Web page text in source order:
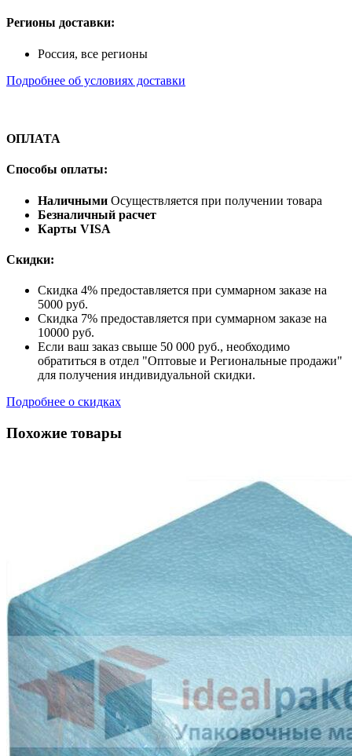
Регионы доставки:
Россия, все регионы
Подробнее об условиях доставки
ОПЛАТА
Способы оплаты:
Наличными Осуществляется при получении товара
Безналичный расчет
Карты VISA
Скидки:
Скидка 4% предоставляется при суммарном заказе на
5000 руб.
Скидка 7% предоставляется при суммарном заказе на
10000 руб.
Если ваш заказ свыше 50 000 руб., необходимо
обратиться в отдел "Оптовые и Региональные продажи"
для получения индивидуальной скидки.
Подробнее о скидках
Похожие товары